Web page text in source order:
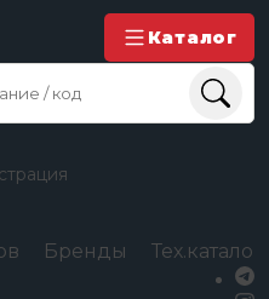
Каталог
Бренды